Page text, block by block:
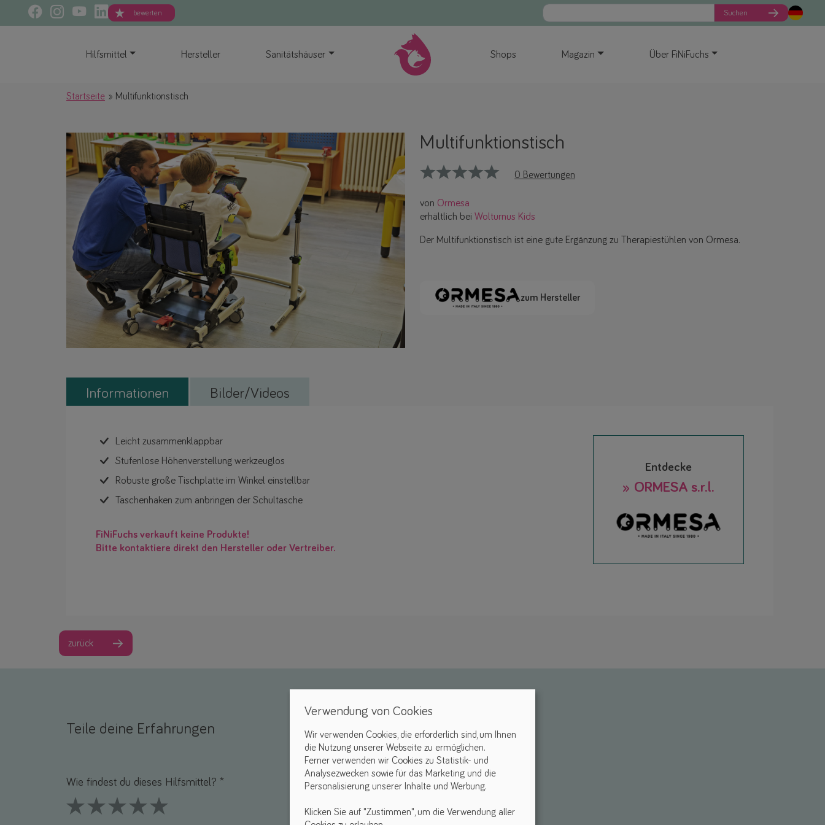
bewerten Suchen
Hilfsmittel Hersteller Sanitätshäuser Shops Magazin Über FiNiFuchs
Startseite Multifunktionstisch
Multifunktionstisch
0 Bewertungen
von Ormesa
erhältlich bei Wolturnus Kids
Der Multifunktionstisch ist eine gute Ergänzung zu Therapiestühlen von Ormesa.
zum Hersteller
Informationen Bilder/Videos
Leicht zusammenklappbar
Stufenlose Höhenverstellung werkzeuglos
Robuste große Tischplatte im Winkel einstellbar
Taschenhaken zum anbringen der Schultasche
FiNiFuchs verkauft keine Produkte!
Bitte kontaktiere direkt den Hersteller oder Vertreiber.
Entdecke
» ORMESA s.r.l.
zurück
Teile deine Erfahrungen
Wie findest du dieses Hilfsmittel? *
Verwendung von Cookies
Wir verwenden Cookies, die erforderlich sind, um Ihnen
die Nutzung unserer Webseite zu ermöglichen.
Ferner verwenden wir Cookies zu Statistik- und
Analysezwecken sowie für das Marketing und die
Personalisierung unserer Inhalte und Werbung.
Klicken Sie auf "Zustimmen", um die Verwendung aller